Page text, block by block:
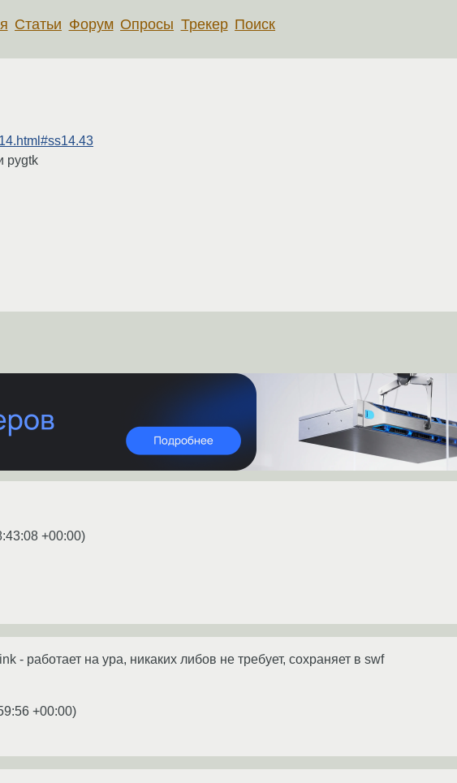
Статьи Форум Опросы Трекер Поиск
pygtk
+00:00)
- работает на ура, никаких либов не требует, сохраняет в swf
+00:00)